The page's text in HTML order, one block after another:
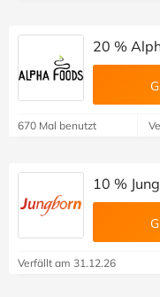
20 %
670 Mal benutzt
10 %
Verfällt am 31.12.26